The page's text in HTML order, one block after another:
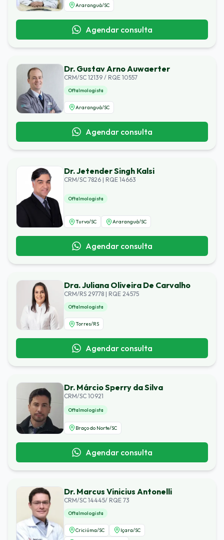
Araranguá/SC
Agendar consulta
Dr. Gustav Arno Auwaerter
CRM/SC 12139 / RQE 10557
Oftalmologista
Araranguá/SC
Agendar consulta
Dr. Jetender Singh Kalsi
CRM/SC 7826 | RQE 14663
Oftalmologista
Turvo/SC Araranguá/SC
Agendar consulta
Dra. Juliana Oliveira De Carvalho
CRM/RS 29778 | RQE 24575
Oftalmologista
Torres/RS
Agendar consulta
Dr. Márcio Sperry da Silva
CRM/SC 10921
Oftalmologista
Braço do Norte/SC
Agendar consulta
Dr. Marcus Vinicius Antonelli
CRM/SC 14445/ RQE 73
Oftalmologista
Criciúma/SC Içara/SC